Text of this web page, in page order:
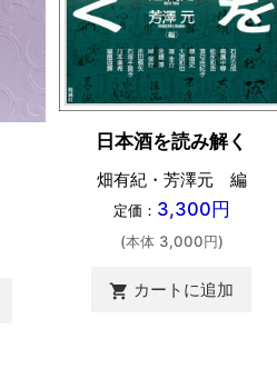
日本酒を読み解く
畑有紀・芳澤元 編
定価： 3,300円
(本体 3,000円)
shopping_cart カートに追加